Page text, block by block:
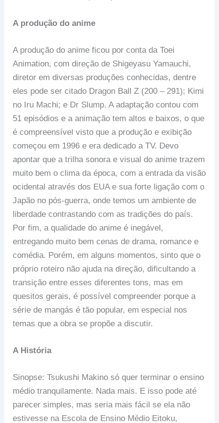
A produção do anime
A produção do anime ficou por conta da Toei
Animation, com direção de Shigeyasu Yamauchi,
diretor em diversas produções conhecidas, dentre
eles pode ser citado Dragon Ball Z (200 – 291); Kimi
no Iru Machi; e Dr Slump. A adaptação contou com
51 episódios e a animação tem altos e baixos, o que
é compreensível visto que a produção e exibição
começou em 1996 e era dedicado a TV. Devo
apontar que a trilha sonora e visual do anime trazem
muito bem o clima da época, com a entrada da visão
ocidental através dos EUA e sua forte ligação com o
Japão no pós-guerra, onde temos um ambiente de
liberdade contrastando com as tradições do país.
Por fim, a qualidade do anime é inegável,
entregando muito bem cenas de drama, romance e
comédia. Porém, em alguns momentos, sinto que o
próprio roteiro não ajuda na direção, dificultando a
transição entre esses diferentes tons, mas em
quesitos gerais, é possível compreender porque a
série de mangás é tão popular, em especial nos
temas que a obra se propõe a discutir.
A História
Sinopse: Tsukushi Makino só quer terminar o ensino
médio tranquilamente. Nada mais. E isso pode até
parecer simples, mas seria mais fácil se ela não
estivesse na Escola de Ensino Médio Eitoku,